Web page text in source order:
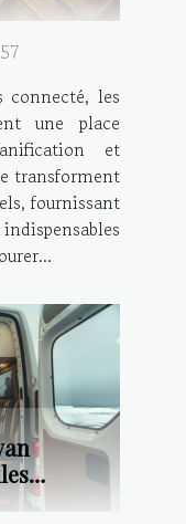
connecté, les
une place
et
transforment
fournissant